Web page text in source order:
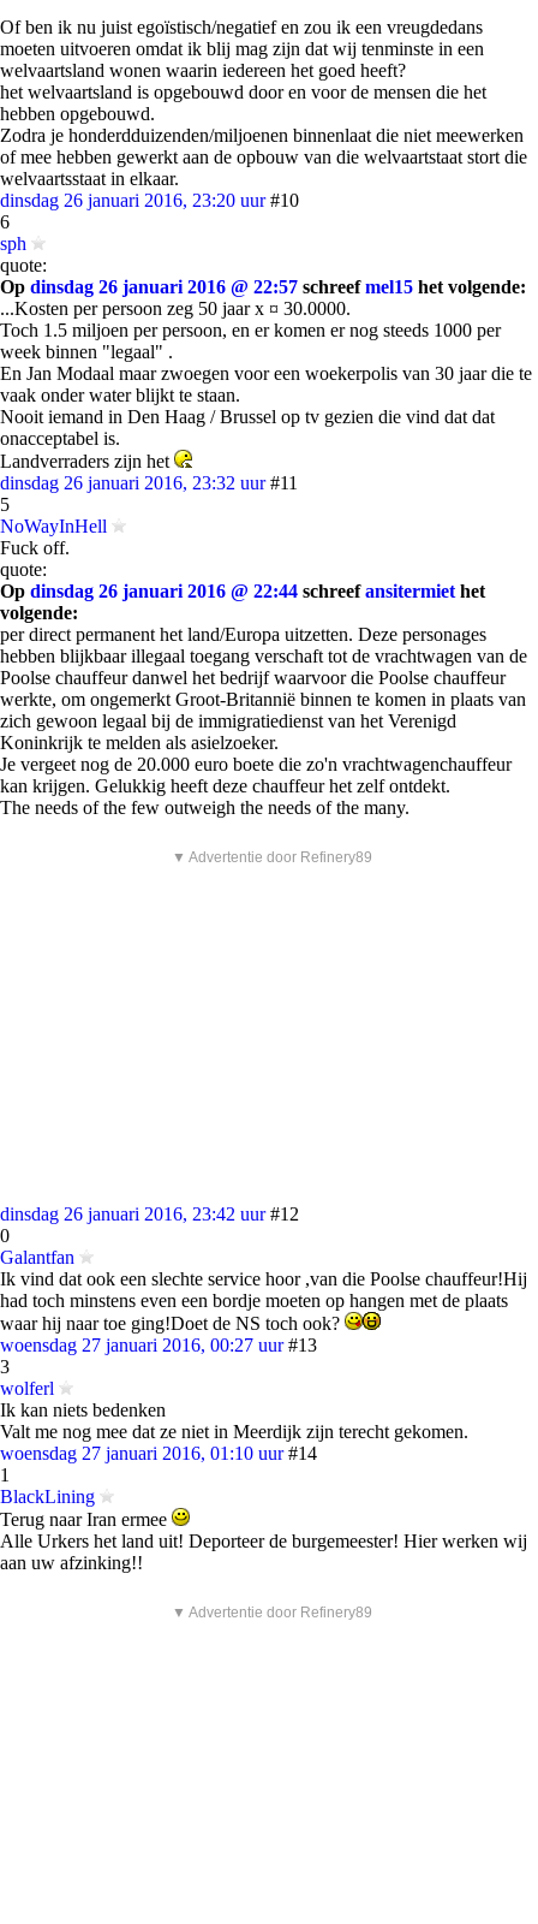
Of ben ik nu juist egoïstisch/negatief en zou ik een vreugdedans
moeten uitvoeren omdat ik blij mag zijn dat wij tenminste in een
welvaartsland wonen waarin iedereen het goed heeft?
het welvaartsland is opgebouwd door en voor de mensen die het
hebben opgebouwd.
Zodra je honderdduizenden/miljoenen binnenlaat die niet meewerken
of mee hebben gewerkt aan de opbouw van die welvaartstaat stort die
welvaartsstaat in elkaar.
dinsdag 26 januari 2016, 23:20 uur #10
6
sph
quote:
Op dinsdag 26 januari 2016 @ 22:57 schreefmel15 het volgende:
...Kosten per persoon zeg 50 jaar x ¤ 30.0000.
Toch 1.5 miljoen per persoon, en er komen er nog steeds 1000 per
week binnen "legaal" .
En Jan Modaal maar zwoegen voor een woekerpolis van 30 jaar die te
vaak onder water blijkt te staan.
Nooit iemand in Den Haag / Brussel op tv gezien die vind dat dat
onacceptabel is.
Landverraders zijn het
dinsdag 26 januari 2016, 23:32 uur #11
5
NoWayInHell
Fuck off.
quote:
Op dinsdag 26 januari 2016 @ 22:44 schreefansitermiet het
volgende:
per direct permanent het land/Europa uitzetten. Deze personages
hebben blijkbaar illegaal toegang verschaft tot de vrachtwagen van de
Poolse chauffeur danwel het bedrijf waarvoor die Poolse chauffeur
werkte, om ongemerkt Groot-Britannië binnen te komen in plaats van
zich gewoon legaal bij de immigratiedienst van het Verenigd
Koninkrijk te melden als asielzoeker.
Je vergeet nog de 20.000 euro boete die zo'n vrachtwagenchauffeur
kan krijgen. Gelukkig heeft deze chauffeur het zelf ontdekt.
The needs of the few outweigh the needs of the many.
▼ Advertentie door Refinery89
dinsdag 26 januari 2016, 23:42 uur #12
0
Galantfan
Ik vind dat ook een slechte service hoor ,van die Poolse chauffeur!Hij
had toch minstens even een bordje moeten op hangen met de plaats
waar hij naar toe ging!Doet de NS toch ook?
woensdag 27 januari 2016, 00:27 uur #13
3
wolferl
Ik kan niets bedenken
Valt me nog mee dat ze niet in Meerdijk zijn terecht gekomen.
woensdag 27 januari 2016, 01:10 uur #14
1
BlackLining
Terug naar Iran ermee
Alle Urkers het land uit! Deporteer de burgemeester! Hier werken wij
aan uw afzinking!!
▼ Advertentie door Refinery89